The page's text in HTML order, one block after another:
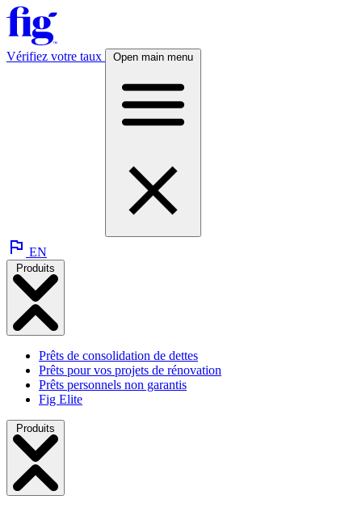
Vérifiez votre taux Open main menu
EN
Prêts de consolidation de dettes
Prêts pour vos projets de rénovation
Prêts personnels non garantis
Fig Elite